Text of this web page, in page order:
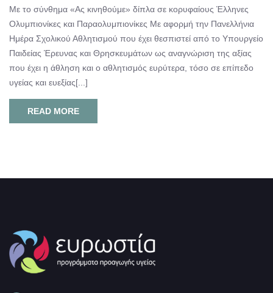
Με το σύνθημα «Ας κινηθούμε» δίπλα σε κορυφαίους Έλληνες
Ολυμπιονίκες και Παραολυμπιονίκες Με αφορμή την Πανελλήνια
Ημέρα Σχολικού Αθλητισμού που έχει θεσπιστεί από το Υπουργείο
Παιδείας Έρευνας και Θρησκευμάτων ως αναγνώριση της αξίας
που έχει η άθληση και ο αθλητισμός ευρύτερα, τόσο σε επίπεδο
υγείας και ευεξίας[...]
READ MORE